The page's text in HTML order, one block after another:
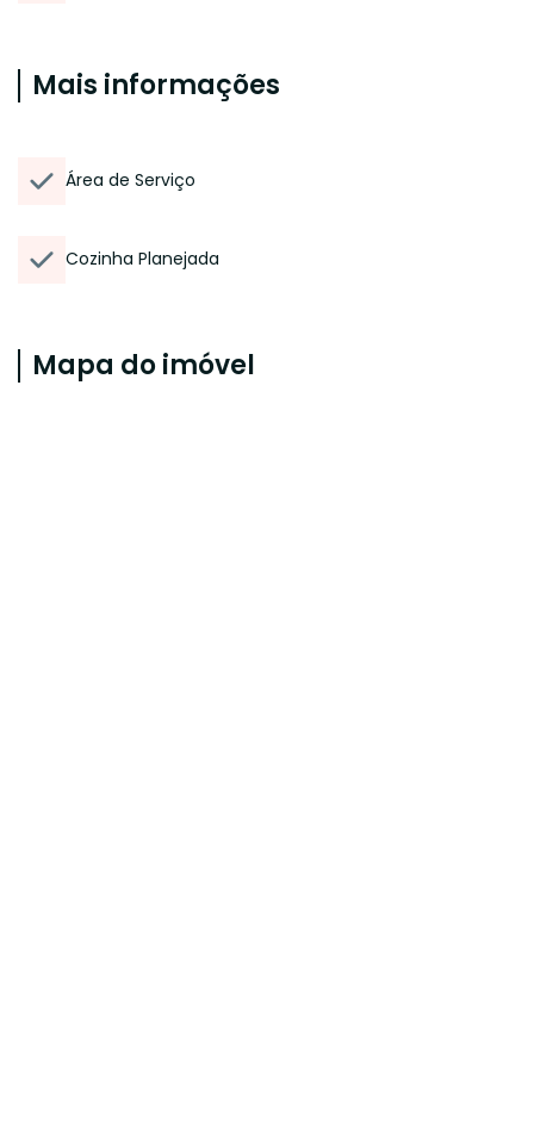
Mais informações
Área de Serviço
Cozinha Planejada
Mapa do imóvel